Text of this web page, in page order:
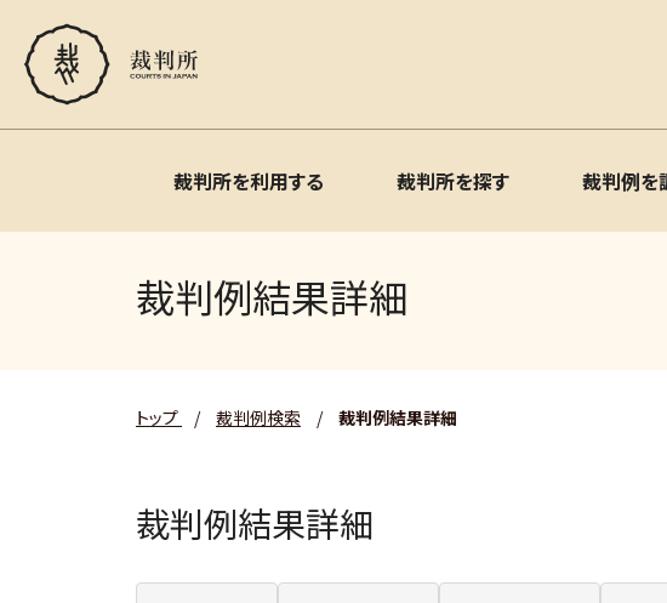
裁判所を利用する 裁判所を探す 裁判例を
裁判例結果詳細
トップ / 裁判例検索 / 裁判例結果詳細
裁判例結果詳細